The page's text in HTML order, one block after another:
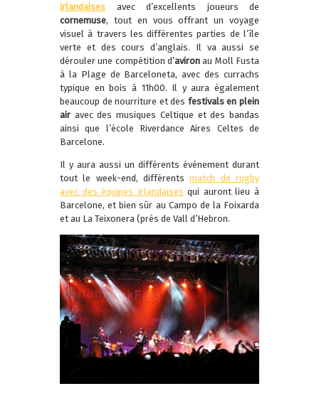
irlandaises avec d’excellents joueurs de
cornemuse, tout en vous offrant un voyage
visuel à travers les différentes parties de l’île
verte et des cours d’anglais. Il va aussi se
dérouler une compétition d’aviron au Moll Fusta
à la Plage de Barceloneta, avec des currachs
typique en bois à 11h00. Il y aura également
beaucoup de nourriture et des festivals en plein
air avec des musiques Celtique et des bandas
ainsi que l’école Riverdance Aires Celtes de
Barcelone.
Il y aura aussi un différents événement durant
tout le week-end, différentsmatch de rugby
avec des équipes Irlandaises qui auront lieu à
Barcelone, et bien sûr au Campo de la Foixarda
et au La Teixonera (près de Vall d’Hebron.